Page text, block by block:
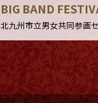
BIG BAND
北九州市立男女共同参画